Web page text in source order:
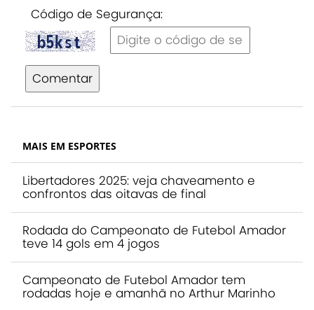
Código de Segurança:
Comentar
MAIS EM ESPORTES
Libertadores 2025: veja chaveamento e
confrontos das oitavas de final
Rodada do Campeonato de Futebol Amador
teve 14 gols em 4 jogos
Campeonato de Futebol Amador tem
rodadas hoje e amanhã no Arthur Marinho